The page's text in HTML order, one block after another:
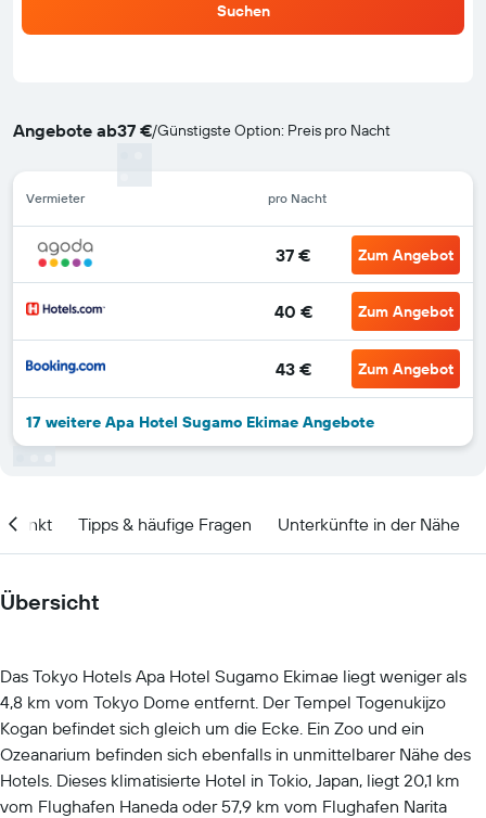
Suchen
Angebote ab37 €/Günstigste Option: Preis pro Nacht
Vermieter pro Nacht
37 € Zum Angebot
40 € Zum Angebot
43 € Zum Angebot
17 weitere Apa Hotel Sugamo Ekimae Angebote
Tipps & häufige Fragen Unterkünfte in der Nähe
Übersicht
Das Tokyo Hotels Apa Hotel Sugamo Ekimae liegt weniger als
4,8 km vom Tokyo Dome entfernt. Der Tempel Togenukijzo
Kogan befindet sich gleich um die Ecke. Ein Zoo und ein
Ozeanarium befinden sich ebenfalls in unmittelbarer Nähe des
Hotels. Dieses klimatisierte Hotel in Tokio, Japan, liegt 20,1 km
vom Flughafen Haneda oder 57,9 km vom Flughafen Narita